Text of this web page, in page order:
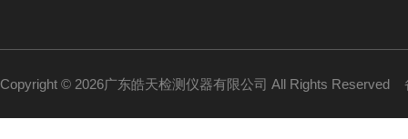
Copyright © 2026广东皓天检测仪器有限公司 All Rights Reserved